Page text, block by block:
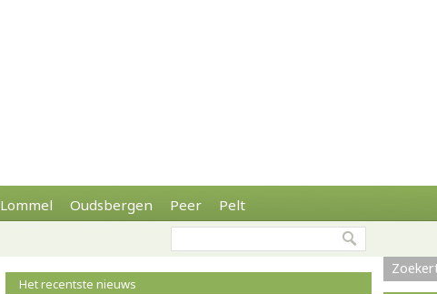
Lommel Oudsbergen Peer Pelt
Het recentste nieuws